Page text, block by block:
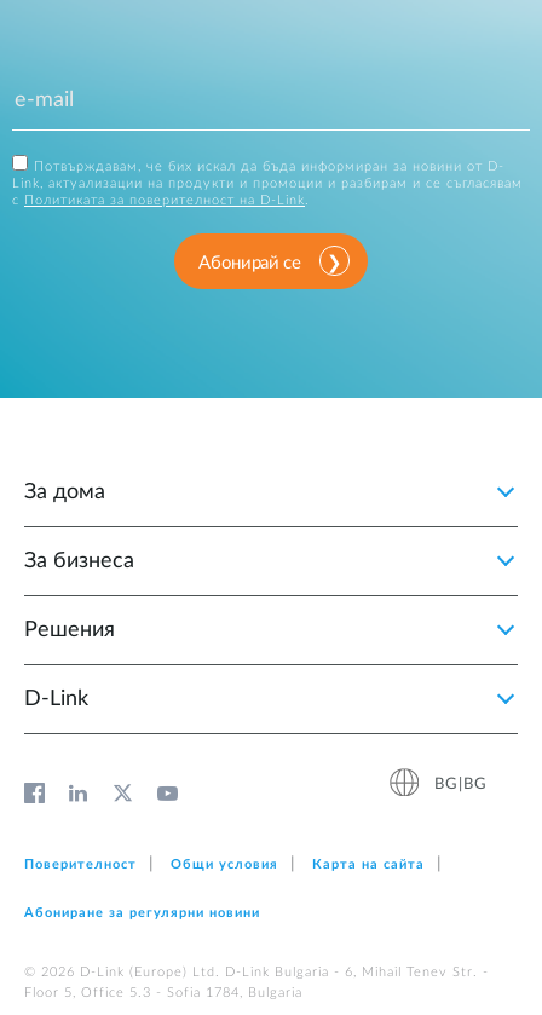
Потвърждавам, че бих искал да бъда информиран за новини от D-
Link, актуализации на продукти и промоции и разбирам и се съгласявам
с
Политиката за поверителност на D-Link
Абонирай се
За дома
За бизнеса
Решения
D‑Link
BG|BG
Поверителност Общи условия Карта на сайта
Абониране за регулярни новини
© 2026 D‑Link (Europe) Ltd. D-Link Bulgaria - 6, Mihail Tenev Str. -
Floor 5, Office 5.3 - Sofia 1784, Bulgaria